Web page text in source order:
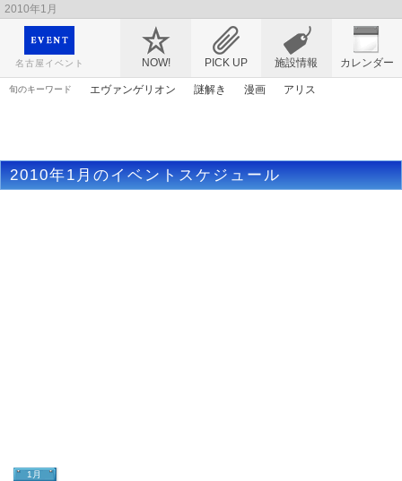
2010年1月
映画や音楽コンサート、レジャーやアート、テレビ、ショップ、出会い、転職まで名古
屋のイベント情報を幅広く掲載
名古屋イベント NOW! PICK UP カレンダー
施設情報
旬のキーワード エヴァンゲリオン 謎解き 漫画
アリス
2010年1月のイベントスケジュール
1月